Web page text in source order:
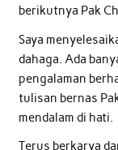
berikutnya Pak
Saya
dahaga. Ada
pengalaman
tulisan bernas
mendalam di hati.
Terus berkarya